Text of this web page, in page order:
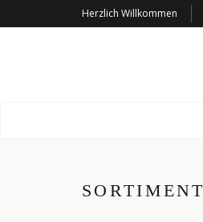
Herzlich Willkommen
SORTIMENT